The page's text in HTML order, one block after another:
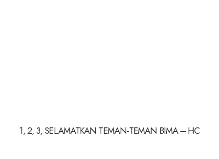
1, 2, 3, SELAMATKAN TEMAN-TEMAN BIMA – HC